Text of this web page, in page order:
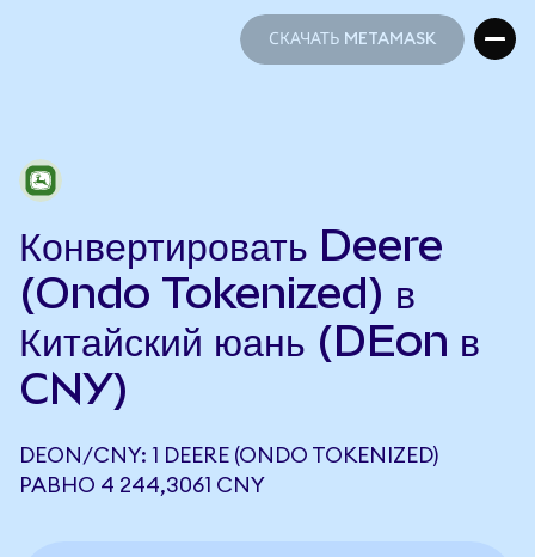
СКАЧАТЬ METAMASK
Конвертировать Deere
(Ondo Tokenized) в
Китайский юань (DEon в
CNY)
DEON/CNY: 1 DEERE (ONDO TOKENIZED)
РАВНО 4 244,3061 CNY